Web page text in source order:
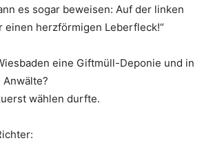
es sogar beweisen: Auf der linken
einen herzförmigen Leberfleck!“
eine Giftmüll-Deponie und in
wählen durfte.